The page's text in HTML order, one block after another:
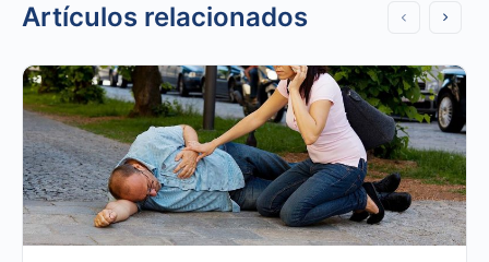
Artículos relacionados